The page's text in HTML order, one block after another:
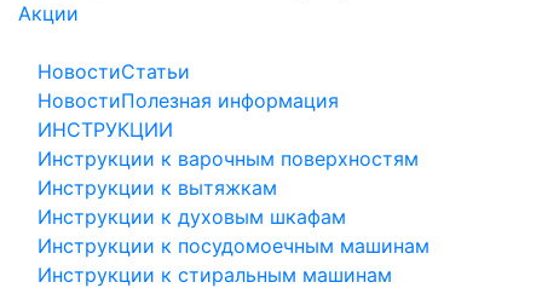
Акции
Новости
Новости
Статьи
Полезная информация
ИНСТРУКЦИИ
Инструкции к варочным поверхностям
Инструкции к вытяжкам
Инструкции к духовым шкафам
Инструкции к посудомоечным машинам
Инструкции к стиральным машинам